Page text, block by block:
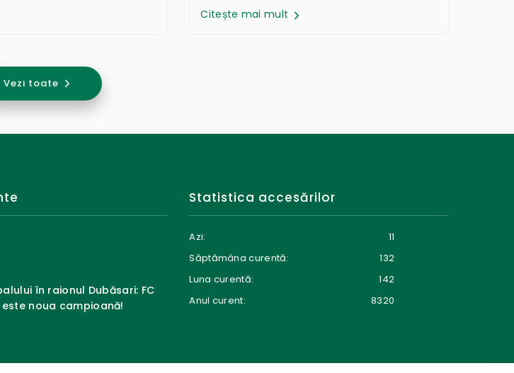
Citește mai mult
Vezi toate
în raionul Dubăsari: FC
noua campioană!
Statistica accesărilor
Azi:
11
Săptămâna curentă:
132
Luna curentă:
142
Anul curent:
8320